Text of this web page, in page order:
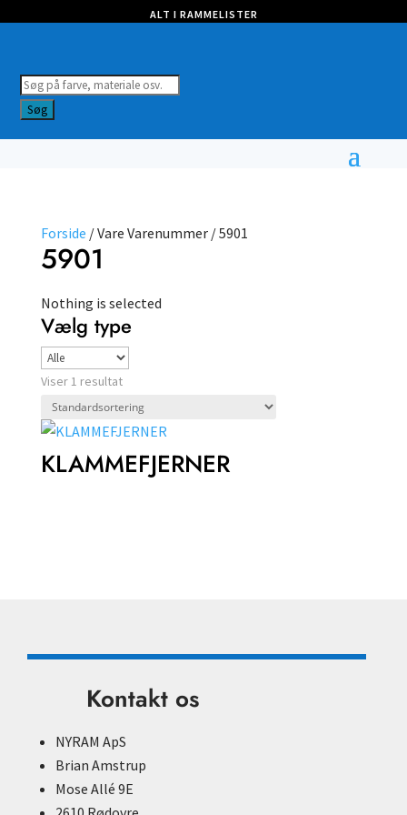
ALT I RAMMELISTER
Products
search
Søg
Forside / Vare Varenummer / 5901
5901
Nothing is selected
Vælg type
Viser 1 resultat
KLAMMEFJERNER
Kontakt os
NYRAM ApS
Brian Amstrup
Mose Allé 9E